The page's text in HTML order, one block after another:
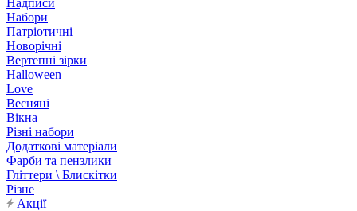
Надписи
Набори
Патріотичні
Новорічні
Вертепні зірки
Halloween
Love
Весняні
Вікна
Різні набори
Додаткові матеріали
Фарби та пензлики
Гліттери \ Блискітки
Різне
Акції